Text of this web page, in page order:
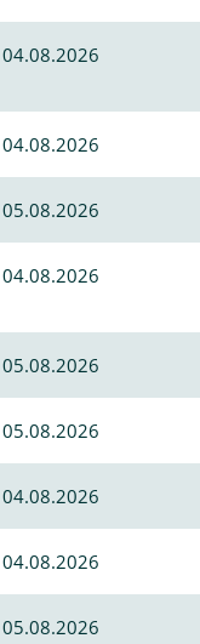
04.08.2026
04.08.2026
05.08.2026
04.08.2026
05.08.2026
05.08.2026
04.08.2026
04.08.2026
05.08.2026